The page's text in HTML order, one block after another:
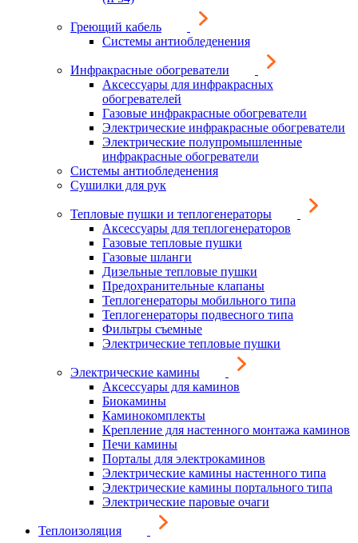
Греющий кабель
Системы антиобледенения
Инфракрасные обогреватели
Аксессуары для инфракрасных
обогревателей
Газовые инфракрасные обогреватели
Электрические инфракрасные обогреватели
Электрические полупромышленные
инфракрасные обогреватели
Системы антиобледенения
Сушилки для рук
Тепловые пушки и теплогенераторы
Аксессуары для теплогенераторов
Газовые тепловые пушки
Газовые шланги
Дизельные тепловые пушки
Предохранительные клапаны
Теплогенераторы мобильного типа
Теплогенераторы подвесного типа
Фильтры съемные
Электрические тепловые пушки
Электрические камины
Аксессуары для каминов
Биокамины
Каминокомплекты
Крепление для настенного монтажа каминов
Печи камины
Порталы для электрокаминов
Электрические камины настенного типа
Электрические камины портального типа
Электрические паровые очаги
Теплоизоляция